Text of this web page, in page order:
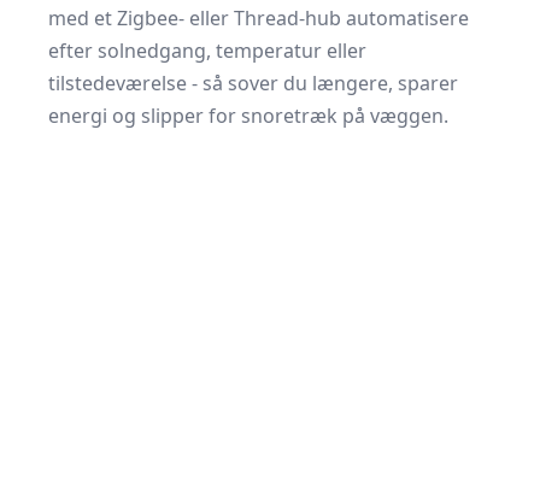
med et Zigbee- eller Thread-hub automatisere
efter solnedgang, temperatur eller
tilstedeværelse - så sover du længere, sparer
energi og slipper for snoretræk på væggen.